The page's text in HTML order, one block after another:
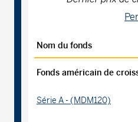
Nom du fonds
Fonds américain de
Série A - (MDM120)